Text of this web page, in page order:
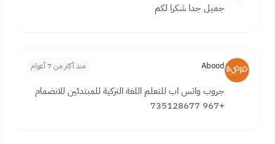
جميل جدا شكرا لكم
Abood منذ أكثر من 7 أعوام
جروب واتس اب للتعلم اللغة التركية للمبتدئين للانضمام
+967 735128677